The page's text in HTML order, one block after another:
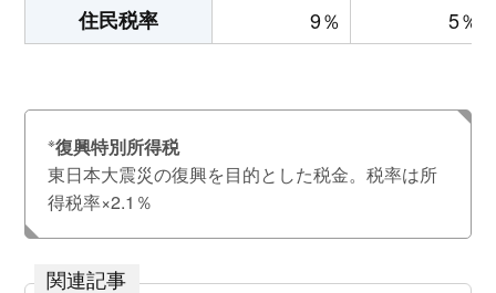
住民税率
9％ 5％
※復興特別所得税
東日本大震災の復興を目的とした税金。税率は所
得税率×2.1％